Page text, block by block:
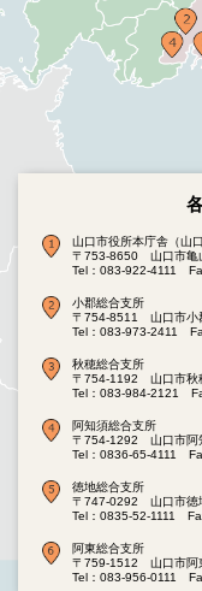
山口市役所本庁舎（山
〒753-8650 山口市亀
Tel：083-922-4111
小郡総合支所
〒754-8511 山口市小
Tel：083-973-2411
秋穂総合支所
〒754-1192 山口市秋
Tel：083-984-2121
阿知須総合支所
〒754-1292 山口市阿
Tel：0836-65-4111
徳地総合支所
〒747-0292 山口市徳
Tel：0835-52-1111
阿東総合支所
〒759-1512 山口市阿
Tel：083-956-0111